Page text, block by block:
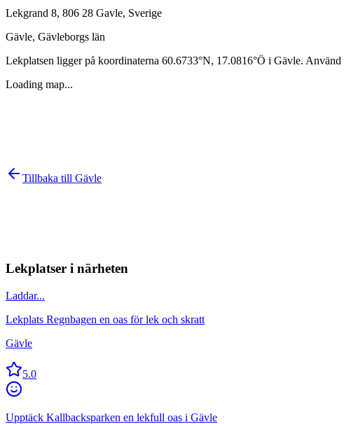
Lekgrand 8, 806 28 Gavle, Sverige
Gävle, Gävleborgs län
Lekplatsen ligger på koordinaterna 60.6733°N, 17.0816°Ö i Gävle. Använd
Loading map...
Tillbaka till Gävle
Lekplatser i närheten
Laddar...
Lekplats Regnbagen en oas för lek och skratt
Gävle
5.0
Upptäck Kallbacksparken en lekfull oas i Gävle